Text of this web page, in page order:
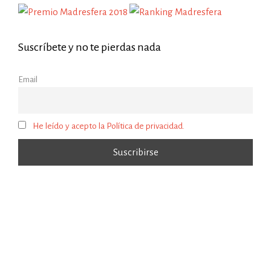
Suscríbete y no te pierdas nada
Email
He leído y acepto la Política de privacidad.